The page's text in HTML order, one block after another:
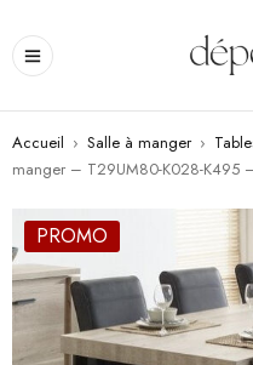
Accueil › Salle à manger ›
manger – T29UM80-K028-K495
PROMO